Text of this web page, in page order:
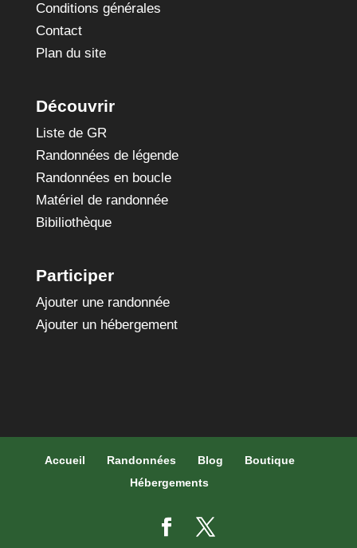
Conditions générales
Contact
Plan du site
Découvrir
Liste de GR
Randonnées de légende
Randonnées en boucle
Matériel de randonnée
Bibiliothèque
Participer
Ajouter une randonnée
Ajouter un hébergement
Accueil Randonnées Blog
Boutique
Hébergements